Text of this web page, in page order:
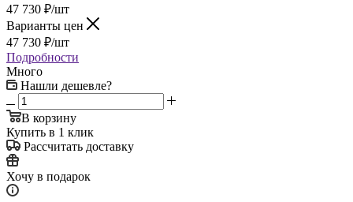
47 730 ₽/шт
Варианты цен
47 730 ₽/шт
Подробности
Много
Нашли дешевле?
В корзину
Купить в 1 клик
Рассчитать доставку
Хочу в подарок